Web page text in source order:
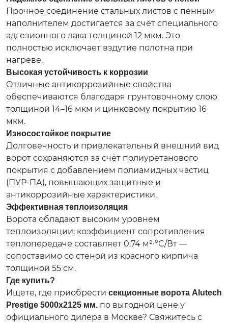
Прочное соединение стальных листов с пенным
наполнителем достигается за счёт специального
адгезионного лака толщиной 12 мкм. Это
полностью исключает вздутие полотна при
нагреве.
Высокая устойчивость к коррозии
Отличные антикоррозийные свойства
обеспечиваются благодаря грунтовочному слою
толщиной 14–16 мкм и цинковому покрытию 16
мкм.
Износостойкое покрытие
Долговечность и привлекательный внешний вид
ворот сохраняются за счёт полиуретанового
покрытия с добавлением полиамидных частиц
(ПУР-ПА), повышающих защитные и
антикоррозийные характеристики.
Эффективная теплоизоляция
Ворота обладают высоким уровнем
теплоизоляции: коэффициент сопротивления
теплопередаче составляет 0,74 м²·°C/Вт —
сопоставимо со стеной из красного кирпича
толщиной 55 см.
Где купить?
Ищете, где приобрести секционные ворота Alutech
Prestige 5000х2125 мм. по выгодной цене у
официального дилера в Москве? Свяжитесь с